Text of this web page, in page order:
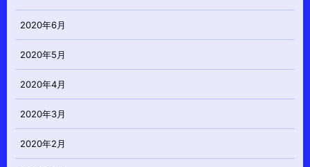
2020年6月
2020年5月
2020年4月
2020年3月
2020年2月